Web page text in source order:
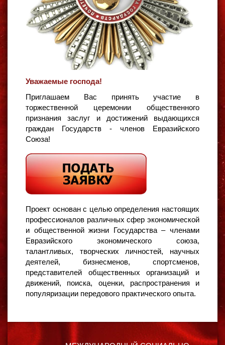
Уважаемые господа!
Приглашаем Вас принять участие в
торжественной церемонии общественного
признания заслуг и достижений выдающихся
граждан Государств - членов Евразийского
Союза!
Проект основан с целью определения настоящих
профессионалов различных сфер экономической
и общественной жизни Государства – членами
Евразийского экономического союза,
талантливых, творческих личностей, научных
деятелей, бизнесменов, спортсменов,
представителей общественных организаций и
движений, поиска, оценки, распространения и
популяризации передового практического опыта.